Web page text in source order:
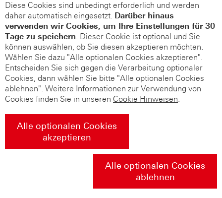
Diese Cookies sind unbedingt erforderlich und werden
daher automatisch eingesetzt. Darüber hinaus
verwenden wir Cookies, um Ihre Einstellungen für 30
Tage zu speichern. Dieser Cookie ist optional und Sie
können auswählen, ob Sie diesen akzeptieren möchten.
Wählen Sie dazu "Alle optionalen Cookies akzeptieren".
Entscheiden Sie sich gegen die Verarbeitung optionaler
Cookies, dann wählen Sie bitte "Alle optionalen Cookies
ablehnen". Weitere Informationen zur Verwendung von
Cookies finden Sie in unseren Cookie Hinweisen.
Alle optionalen Cookies
akzeptieren
Alle optionalen Cookies
ablehnen